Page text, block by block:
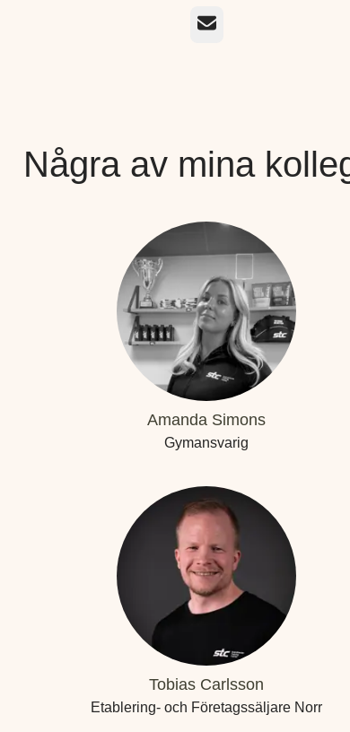
E-post
Några av mina
Amanda Simons
Gymansvarig
Tobias Carlsson
Etablering- och Företagssäljare Norr